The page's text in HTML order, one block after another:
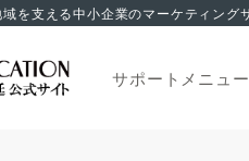
サポートメニュー